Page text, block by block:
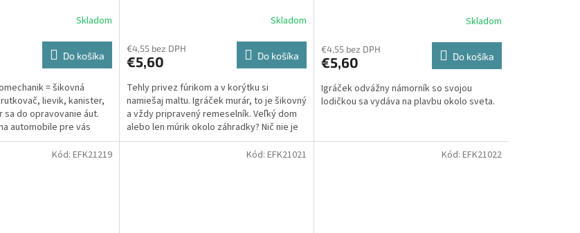
Skladom
Do košíka
= šikovná
lievik, kanister,
sa do opravovanie áut.
automobile pre vás
a...
Skladom
€4,55 bez DPH
€5,60 Do košíka
Tehly privez fúrikom a v korýtku si
namiešaj maltu. Igráček murár, to je šikovný
a vždy pripravený remeselník. Veľký dom
alebo len múrik okolo záhradky? Nič nie je
problém.
Skladom
€4,55 bez DPH
€5,60 Do košíka
Igráček odvážny námorník so svojou
lodičkou sa vydáva na plavbu okolo sveta.
Kód: EFK21219 Kód: EFK21021 Kód: EFK21022